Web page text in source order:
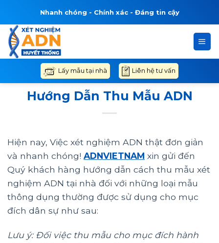
nội
dung
Nhanh chóng - Chính xác - Đáng tin cậy
Lấy mẫu tại nhà Liên hệ tư vấn
Hướng Dẫn Thu Mẫu ADN
Hiện nay, Việc xét nghiệm ADN thật đơn giản
và nhanh chóng! ADNVIETNAM xin gửi đến
Quý khách hàng hướng dẫn cách thu mẫu xét
nghiệm ADN tại nhà đối với những loại mẫu
thông dụng thường được sử dụng cho mục
đích dân sự như sau:
Lưu ý: Đối việc thu mẫu cho mục đích hành